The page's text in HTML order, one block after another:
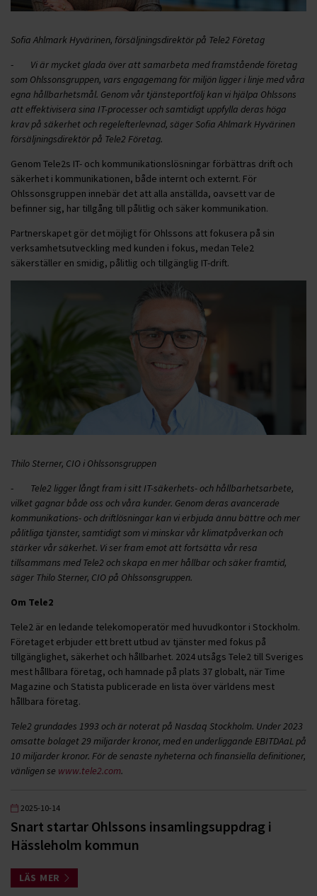
Sofia Ahlmark Hyvärinen, försäljningsdirektör på Tele2 Företag
-
Vi är mycket glada över att samarbeta med framstående företag
som Ohlssonsgruppen, vars engagemang för miljön ligger i linje med våra
egna hållbarhetsmål. Genom vår tjänsteportfölj kan vi hjälpa Ohlssons
att effektivisera sina IT-processer och samtidigt uppfylla deras höga
krav på säkerhet och regelefterlevnad, säger Sofia Ahlmark Hyvärinen
försäljningsdirektör på Tele2 Företag.
Genom Tele2s IT- och kommunikationslösningar förbättras drift och
säkerhet i kommunikationen, både internt och externt. För
Ohlssonsgruppen innebär det att alla anställda, oavsett var de
befinner sig, har tillgång till pålitlig och säker kommunikation.
Partnerskapet gör det möjligt för Ohlssons att fokusera på sin
verksamhetsutveckling med kunden i fokus, medan Tele2
säkerställer en smidig, pålitlig och tillgänglig IT-drift.
Thilo Sterner, CIO i Ohlssonsgruppen
-
Tele2 ligger långt fram i sitt IT-säkerhets- och hållbarhetsarbete,
vilket gagnar både oss och våra kunder. Genom deras avancerade
kommunikations- och driftlösningar kan vi erbjuda ännu bättre och mer
pålitliga tjänster, samtidigt som vi minskar vår klimatpåverkan och
stärker vår säkerhet. Vi ser fram emot att fortsätta vår resa
tillsammans med Tele2 och skapa en mer hållbar och säker framtid,
säger Thilo Sterner, CIO på Ohlssonsgruppen.
Om Tele2
Tele2 är en ledande telekomoperatör med huvudkontor i Stockholm.
Företaget erbjuder ett brett utbud av tjänster med fokus på
tillgänglighet, säkerhet och hållbarhet. 2024 utsågs Tele2 till Sveriges
mest hållbara företag, och hamnade på plats 37 globalt, när Time
Magazine och Statista publicerade en lista över världens mest
hållbara företag.
Tele2 grundades 1993 och är noterat på Nasdaq Stockholm. Under 2023
omsatte bolaget 29 miljarder kronor, med en underliggande EBITDAaL på
10 miljarder kronor. För de senaste nyheterna och finansiella definitioner,
vänligen se www.tele2.com.
2025-10-14
Snart startar Ohlssons insamlingsuppdrag i
Hässleholm kommun
LÄS MER